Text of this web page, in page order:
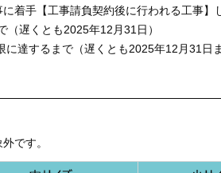
着手【工事請負契約後に行われる工事
遅くとも2025年12月31日）
達するまで（遅くとも2025年12月31日ま
です。